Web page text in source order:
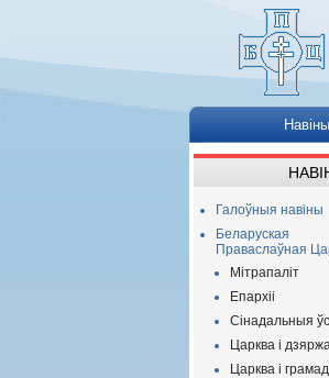
Навіны
Галоўныя навіны
Беларуская
Праваслаўная
Мітрапаліт
Епархіі
Сінадальныя
Царква і
Царква і